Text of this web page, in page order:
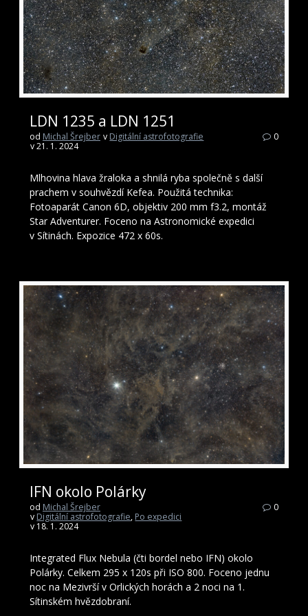
LDN 1235 a LDN 1251
od Michal Šrejber v Digitální astrofotografie
v 21. 1. 2024
0
Mlhovina hlava žraloka a shnilá ryba společně s další
prachem v souhvězdí Kefea. Použitá technika:
Fotoaparát Canon 6D, objektiv 200 mm f3.2, montáž
Star Adventurer. Foceno na Astronomické expedici
v Sítinách. Expozice 472 x 60s.
IFN okolo Polárky
od Michal Šrejber
v Digitální astrofotografie, Po expedici
v 18. 1. 2024
0
Integrated Flux Nebula (čti bordel nebo IFN) okolo
Polárky. Celkem 295 x 120s při ISO 800. Foceno jednu
noc na Mezivrší v Orlických horách a 2 noci na 1.
Sítinském hvězdobraní.